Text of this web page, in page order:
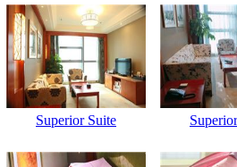
Superior Suite